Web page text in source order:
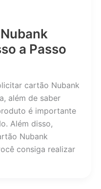
a Passo
cartão Nubank
além de saber
é importante
Além disso,
Nubank
consiga realizar